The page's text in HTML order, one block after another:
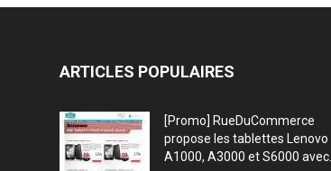
ARTICLES POPULAIRES
[Promo] RueDuCommerce
propose les tablettes Lenovo
A1000, A3000 et S6000 avec...